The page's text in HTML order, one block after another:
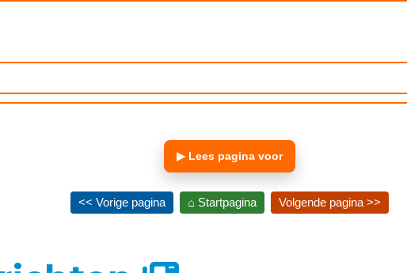
▶ Lees pagina voor
<< Vorige pagina ⌂ Startpagina Volgende pagina >>